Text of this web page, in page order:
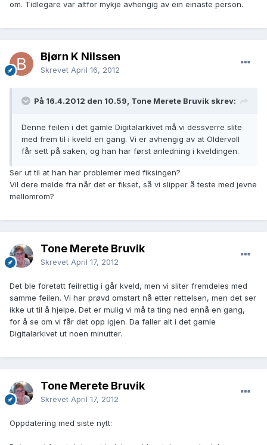
om. Tidlegare var altfor mykje avhengig av ein einaste person.
Bjørn K Nilssen
Skrevet April 16, 2012
På 16.4.2012 den 10.59, Tone Merete Bruvik skrev:
Denne feilen i det gamle Digitalarkivet må vi dessverre slite
med frem til i kveld en gang. Vi er avhengig av at Oldervoll
får sett på saken, og han har først anledning i kveldingen.
Ser ut til at han har problemer med fiksingen?
Vil dere melde fra når det er fikset, så vi slipper å teste med jevne
mellomrom?
Tone Merete Bruvik
Skrevet April 17, 2012
Det ble foretatt feilrettig i går kveld, men vi sliter fremdeles med
samme feilen. Vi har prøvd omstart nå etter rettelsen, men det ser
ikke ut til å hjelpe. Det er mulig vi må ta ting ned ennå en gang,
for å se om vi får det opp igjen. Da faller alt i det gamle
Digitalarkivet ut noen minutter.
Tone Merete Bruvik
Skrevet April 17, 2012
Oppdatering med siste nytt: